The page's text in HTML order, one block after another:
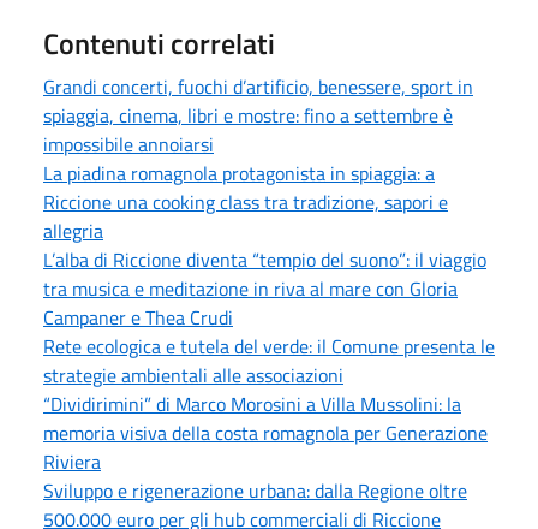
Contenuti correlati
Grandi concerti, fuochi d’artificio, benessere, sport in
spiaggia, cinema, libri e mostre: fino a settembre è
impossibile annoiarsi
La piadina romagnola protagonista in spiaggia: a
Riccione una cooking class tra tradizione, sapori e
allegria
L’alba di Riccione diventa “tempio del suono”: il viaggio
tra musica e meditazione in riva al mare con Gloria
Campaner e Thea Crudi
Rete ecologica e tutela del verde: il Comune presenta le
strategie ambientali alle associazioni
“Dividirimini” di Marco Morosini a Villa Mussolini: la
memoria visiva della costa romagnola per Generazione
Riviera
Sviluppo e rigenerazione urbana: dalla Regione oltre
500.000 euro per gli hub commerciali di Riccione